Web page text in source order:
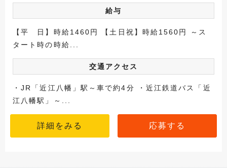
給与
【平 日】時給1460円 【土日祝】時給1560円 ～ス
タート時の時給...
交通アクセス
・JR「近江八幡」駅～車で約4分 ・近江鉄道バス「近
江八幡駅」～...
詳細をみる 応募する